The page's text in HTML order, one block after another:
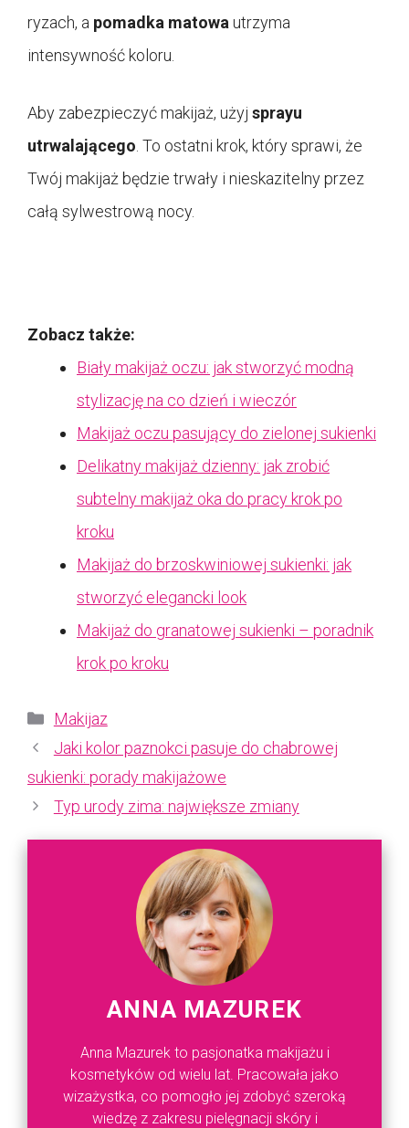
ryzach, a pomadka matowa utrzyma
intensywność koloru.
Aby zabezpieczyć makijaż, użyj sprayu
utrwalającego . To ostatni krok, który sprawi, że
Twój makijaż będzie trwały i nieskazitelny przez
całą sylwestrową nocy.
Zobacz także:
Biały makijaż oczu: jak stworzyć modną
stylizację na co dzień i wieczór
Makijaż oczu pasujący do zielonej sukienki
Delikatny makijaż dzienny: jak zrobić
subtelny makijaż oka do pracy krok po
kroku
Makijaż do brzoskwiniowej sukienki: jak
stworzyć elegancki look
Makijaż do granatowej sukienki – poradnik
krok po kroku
Kategorie
Makijaz
Jaki kolor paznokci pasuje do chabrowej
sukienki: porady makijażowe
Typ urody zima: największe zmiany
ANNA MAZUREK
Anna Mazurek to pasjonatka makijażu i
kosmetyków od wielu lat. Pracowała jako
wizażystka, co pomogło jej zdobyć szeroką
wiedzę z zakresu pielęgnacji skóry i